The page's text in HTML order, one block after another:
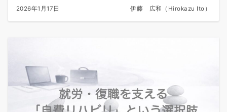
2026年1月17日 伊藤 広和（Hirokazu Ito）